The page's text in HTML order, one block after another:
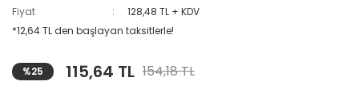
Fiyat
128,48 TL + KDV
*12,64 TL den başlayan taksitlerle!
%25 115,64 TL 154,18 TL